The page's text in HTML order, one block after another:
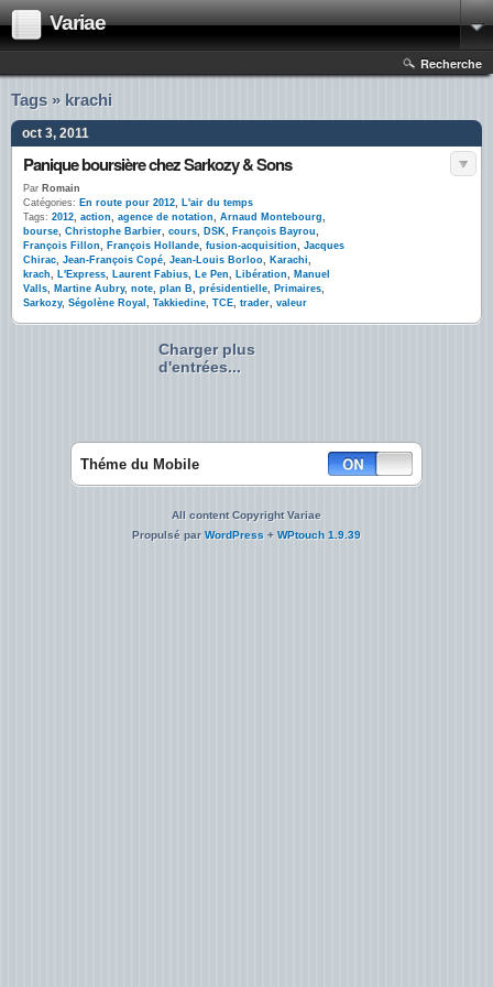
Variae
Recherche
Tags » krachi
oct 3, 2011
Panique boursière chez Sarkozy & Sons
Par Romain
Catégories: En route pour 2012, L'air du temps
Tags: 2012, action, agence de notation, Arnaud Montebourg,
bourse, Christophe Barbier, cours, DSK, François Bayrou,
François Fillon, François Hollande, fusion-acquisition, Jacques
Chirac, Jean-François Copé, Jean-Louis Borloo, Karachi,
krach, L'Express, Laurent Fabius, Le Pen, Libération, Manuel
Valls, Martine Aubry, note, plan B, présidentielle, Primaires,
Sarkozy, Ségolène Royal , Takkiedine, TCE, trader, valeur
Charger plus
d'entrées...
Théme du Mobile
All content Copyright Variae
Propulsé parWordPress + WPtouch 1.9.39